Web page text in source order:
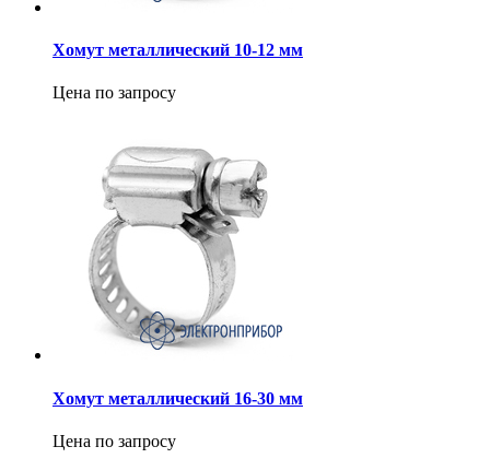
Хомут металлический 10-12 мм
Цена по запросу
Хомут металлический 16-30 мм
Цена по запросу